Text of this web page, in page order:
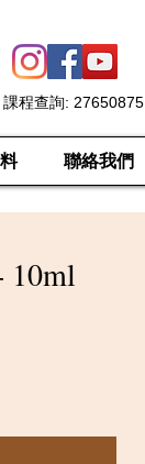
課程查詢: 27650875
聯絡我們
10ml